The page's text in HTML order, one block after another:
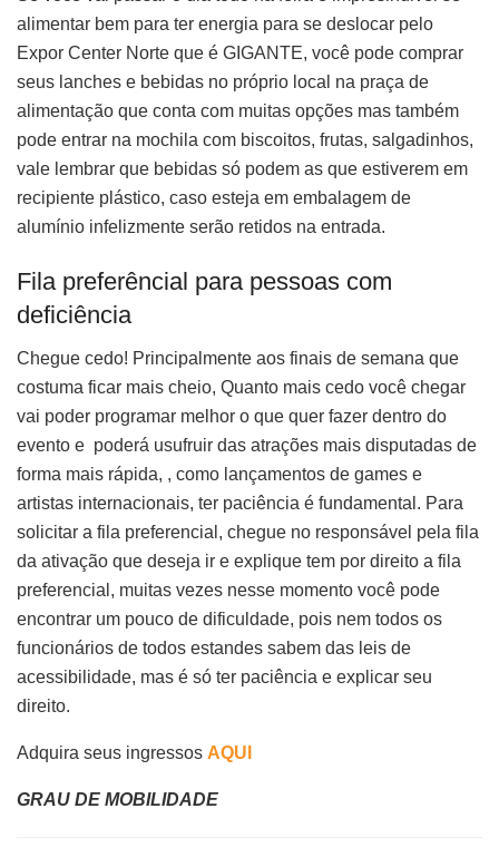
alimentar bem para ter energia para se deslocar pelo
Expor Center Norte que é GIGANTE, você pode comprar
seus lanches e bebidas no próprio local na praça de
alimentação que conta com muitas opções mas também
pode entrar na mochila com biscoitos, frutas, salgadinhos,
vale lembrar que bebidas só podem as que estiverem em
recipiente plástico, caso esteja em embalagem de
alumínio infelizmente serão retidos na entrada.
Fila preferêncial para pessoas com
deficiência
Chegue cedo! Principalmente aos finais de semana que
costuma ficar mais cheio, Quanto mais cedo você chegar
vai poder programar melhor o que quer fazer dentro do
evento e poderá usufruir das atrações mais disputadas de
forma mais rápida, , como lançamentos de games e
artistas internacionais, ter paciência é fundamental. Para
solicitar a fila preferencial, chegue no responsável pela fila
da ativação que deseja ir e explique tem por direito a fila
preferencial, muitas vezes nesse momento você pode
encontrar um pouco de dificuldade, pois nem todos os
funcionários de todos estandes sabem das leis de
acessibilidade, mas é só ter paciência e explicar seu
direito.
Adquira seus ingressos AQUI
GRAU DE MOBILIDADE